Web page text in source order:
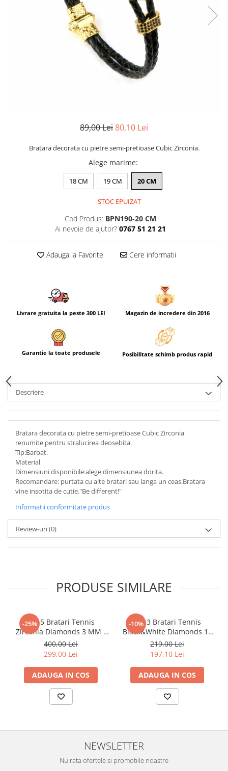
89,00 Lei80,10 Lei
Bratara decorata cu pietre semi-pretioase Cubic Zirconia.
Alege marime:
18 CM 19 CM 20 CM
STOC EPUIZAT
Cod Produs: BPN190-20 CM
Ai nevoie de ajutor? 0767 51 21 21
Adauga la Favorite Cere informatii
Livrare gratuita la peste 300 LEI Magazin de incredere din 2016
Garantie la toate produsele Posibilitate schimb produs rapid
Descriere
Bratara decorata cu pietre semi-pretioase Cubic Zirconia
renumite pentru stralucirea deosebita.
Tip:Barbat.
Material
Dimensiuni disponibile:alege dimensiunea dorita.
Recomandare: purtata cu alte bratari sau langa un ceas.Bratara
vine insotita de cutie."Be different!"
Informatii conformitate produs
Review-uri(0)
PRODUSE SIMILARE
-25%
Set 5 Bratari Tennis
Zirconia Diamonds 3 MM /
19.5 CM
400,00 Lei
299,00 Lei
ADAUGA IN COS
-10%
Set 3 Bratari Tennis
Black&White Diamonds 19
CM
219,00 Lei
197,10 Lei
ADAUGA IN COS
NEWSLETTER
Nu rata ofertele si promotiile noastre